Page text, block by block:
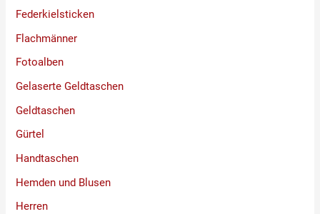
Federkielsticken
Flachmänner
Fotoalben
Gelaserte Geldtaschen
Geldtaschen
Gürtel
Handtaschen
Hemden und Blusen
Herren